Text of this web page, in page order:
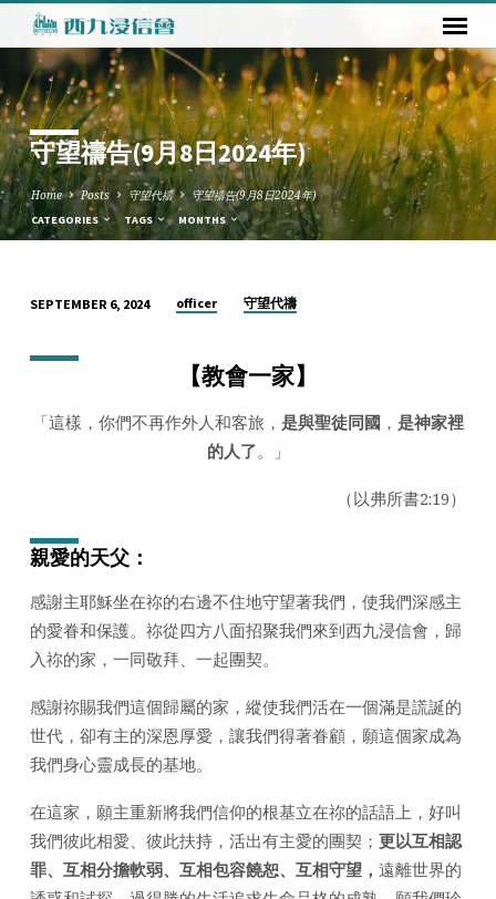
守望禱告(9月8日2024年)
Home Posts 守望代禱 守望禱告(9月8日2024年)
CATEGORIES TAGS MONTHS
望
告
(9
2024
年)
SEPTEMBER 6, 2024 officer 守望代禱
【教會一家】
「這樣，你們不再作外人和客旅， 是與聖徒同國 ， 是神家裡
的人了。」
（以弗所書2:19）
親愛的天父：
感謝主耶穌坐在祢的右邊不住地守望著我們，使我們深感主
的愛眷和保護。祢從四方八面招聚我們來到西九浸信會，歸
入祢的家，一同敬拜、一起團契。
感謝祢賜我們這個歸屬的家，縱使我們活在一個滿是謊誕的
世代，卻有主的深恩厚愛，讓我們得著眷顧，願這個家成為
我們身心靈成長的基地。
在這家，願主重新將我們信仰的根基立在祢的話語上，好叫
我們彼此相愛、彼此扶持，活出有主愛的團契； 更以互相認
罪、互相分擔軟弱、互相包容饒恕、互相守望， 遠離世界的